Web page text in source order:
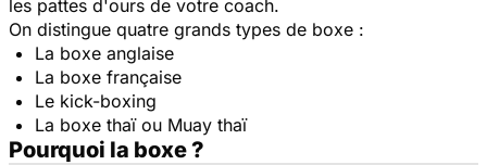
les pattes d'ours de votre coach.
On distingue quatre grands types de boxe :
La boxe anglaise
La boxe française
Le kick-boxing
La boxe thaï ou Muay thaï
Pourquoi la boxe ?